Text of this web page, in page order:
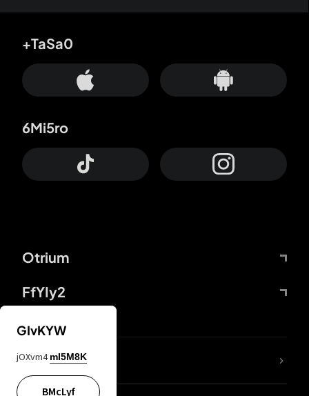
Otrium
FfYIy2
+TaSa0
6Mi5ro
DDcvSo
GIvKYW
jOXvm4 mI5M8K
BMcLyf